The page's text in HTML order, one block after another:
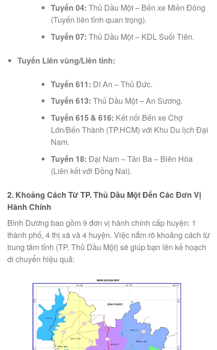
Tuyến 04: Thủ Dầu Một – Bến xe Miền Đông
(Tuyến liên tỉnh quan trọng).
Tuyến 07: Thủ Dầu Một – KDL Suối Tiên.
Tuyến Liên vùng/Liên tỉnh:
Tuyến 611: Dĩ An – Thủ Đức.
Tuyến 613: Thủ Dầu Một – An Sương.
Tuyến 615 & 616: Kết nối Bến xe Chợ
Lớn/Bến Thành (TP.HCM) với Khu Du lịch Đại
Nam.
Tuyến 18: Đại Nam – Tân Ba – Biên Hòa
(Liên kết với Đồng Nai).
2. Khoảng Cách Từ TP. Thủ Dầu Một Đến Các Đơn Vị
Hành Chính
Bình Dương bao gồm 9 đơn vị hành chính cấp huyện: 1
thành phố, 4 thị xã và 4 huyện. Việc nắm rõ khoảng cách từ
trung tâm tỉnh (TP. Thủ Dầu Một) sẽ giúp bạn lên kế hoạch
di chuyển hiệu quả: